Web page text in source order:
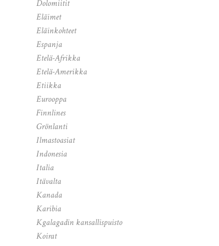
Dolomiitit
Eläimet
Eläinkohteet
Espanja
Etelä-Afrikka
Etelä-Amerikka
Etiikka
Eurooppa
Finnlines
Grönlanti
Ilmastoasiat
Indonesia
Italia
Itävalta
Kanada
Karibia
Kgalagadin kansallispuisto
Koirat